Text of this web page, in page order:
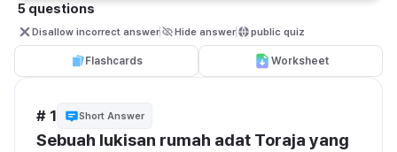
5 questions
Disallow incorrect answer Hide answer public quiz
Flashcards Worksheet
# 1 Short Answer
Sebuah lukisan rumah adat Toraja yang